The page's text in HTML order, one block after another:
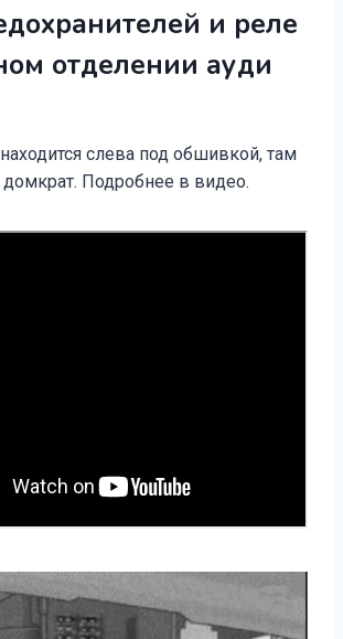
и реле
отделении ауди
слева под обшивкой, там
домкрат. Подробнее в видео.